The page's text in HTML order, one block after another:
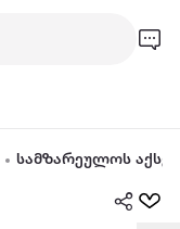
სამზარეულოს